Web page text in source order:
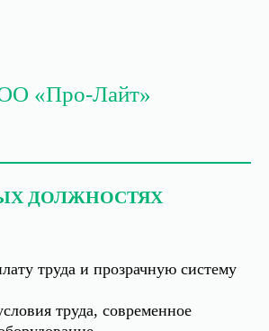
«Про-Лайт»
ДОЛЖНОСТЯХ
труда и прозрачную систему
труда, современное